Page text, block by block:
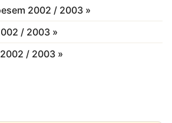
2002 / 2003 »
/ 2003 »
/ 2003 »